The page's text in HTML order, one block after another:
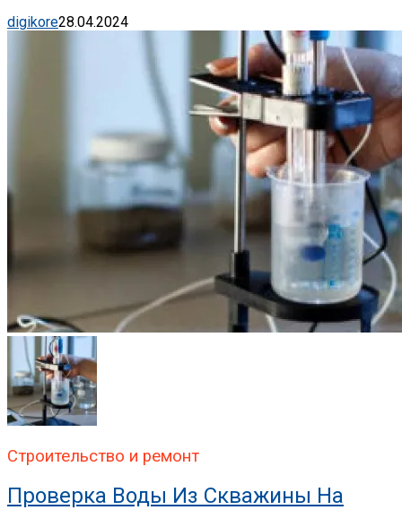
digikore28.04.2024
Строительство и ремонт
Проверка Воды Из Скважины На